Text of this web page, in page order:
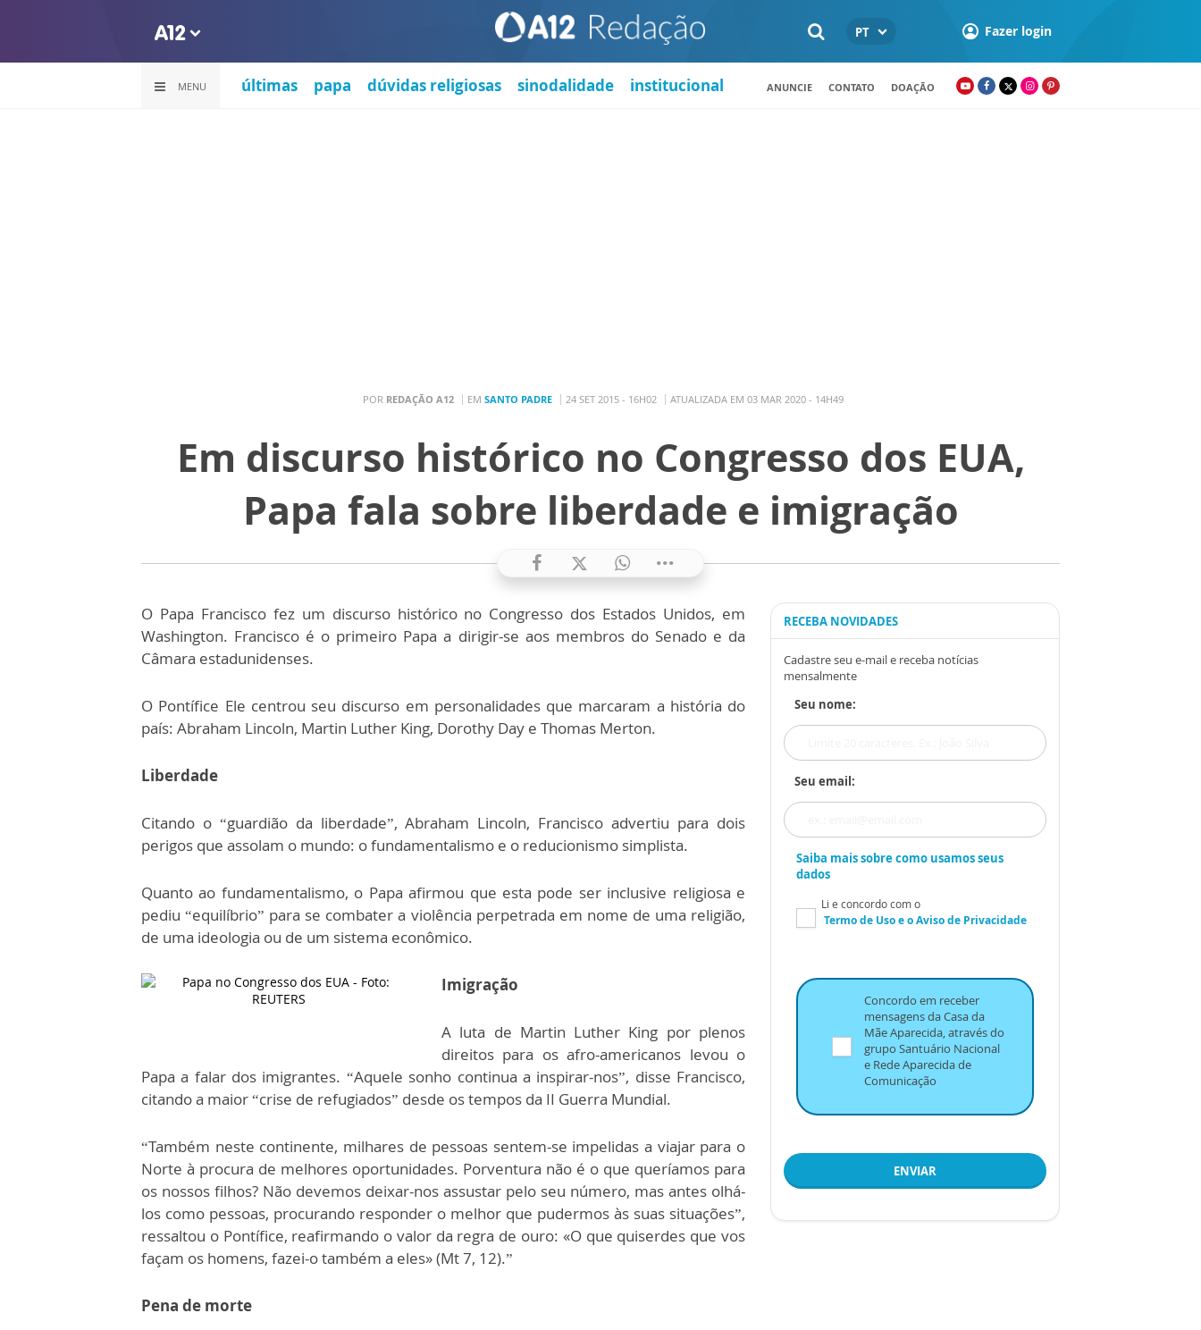
PT Fazer login
MENU últimas papa dúvidas religiosas sinodalidade institucional ANUNCIE CONTATO DOAÇÃO
POR REDAÇÃO A12 EM SANTO PADRE 24 SET 2015 - 16H02 ATUALIZADA EM 03 MAR 2020 - 14H49
Em discurso histórico no Congresso dos EUA,
Papa fala sobre liberdade e imigração
O Papa Francisco fez um discurso histórico no Congresso dos Estados Unidos, em
Washington. Francisco é o primeiro Papa a dirigir-se aos membros do Senado e da
Câmara estadunidenses.
O Pontífice Ele centrou seu discurso em personalidades que marcaram a história do
país: Abraham Lincoln, Martin Luther King, Dorothy Day e Thomas Merton.
Liberdade
Citando o “guardião da liberdade”, Abraham Lincoln, Francisco advertiu para dois
perigos que assolam o mundo: o fundamentalismo e o reducionismo simplista.
Quanto ao fundamentalismo, o Papa afirmou que esta pode ser inclusive religiosa e
pediu “equilíbrio” para se combater a violência perpetrada em nome de uma religião,
de uma ideologia ou de um sistema econômico.
Imigração
A luta de Martin Luther King por plenos
direitos para os afro-americanos levou o
Papa a falar dos imigrantes. “Aquele sonho continua a inspirar-nos”, disse Francisco,
citando a maior “crise de refugiados” desde os tempos da II Guerra Mundial.
“Também neste continente, milhares de pessoas sentem-se impelidas a viajar para o
Norte à procura de melhores oportunidades. Porventura não é o que queríamos para
os nossos filhos? Não devemos deixar-nos assustar pelo seu número, mas antes olhá-
los como pessoas, procurando responder o melhor que pudermos às suas situações”,
ressaltou o Pontífice, reafirmando o valor da regra de ouro: «O que quiserdes que vos
façam os homens, fazei-o também a eles» (Mt 7, 12).”
Pena de morte
RECEBA NOVIDADES
Cadastre seu e-mail e receba notícias
mensalmente
Seu nome:
Seu email:
Saiba mais sobre como usamos seus
dados
Li e concordo com o
Termo de Usoe oAviso de Privacidade
Concordo em receber
mensagens da Casa da
Mãe Aparecida, através do
grupo Santuário Nacional
e Rede Aparecida de
Comunicação
ENVIAR